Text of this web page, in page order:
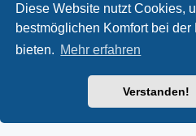
Diese Website nutzt Cookies,
bestmöglichen Komfort bei der
bieten. Mehr erfahren
Verstanden!